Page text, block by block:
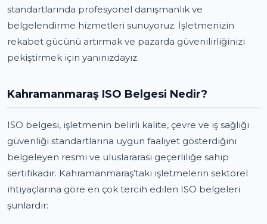
standartlarında profesyonel danışmanlık ve
belgelendirme hizmetleri sunuyoruz. İşletmenizin
rekabet gücünü artırmak ve pazarda güvenilirliğinizi
pekiştirmek için yanınızdayız.
Kahramanmaraş ISO Belgesi Nedir?
ISO belgesi, işletmenin belirli kalite, çevre ve iş sağlığı
güvenliği standartlarına uygun faaliyet gösterdiğini
belgeleyen resmi ve uluslararası geçerliliğe sahip
sertifikadır. Kahramanmaraş’taki işletmelerin sektörel
ihtiyaçlarına göre en çok tercih edilen ISO belgeleri
şunlardır: